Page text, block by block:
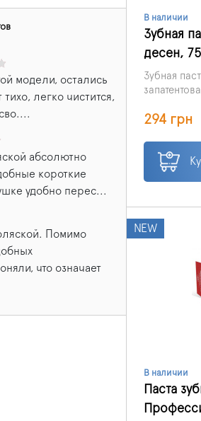
модели, остались
легко чистится,
абсолютно
короткие
удобно перес...
Помимо
что означает
В наличии
Зубная
десен,
Зубная
подойдет
эмалью.
294 грн
NEW
В наличии
Паста